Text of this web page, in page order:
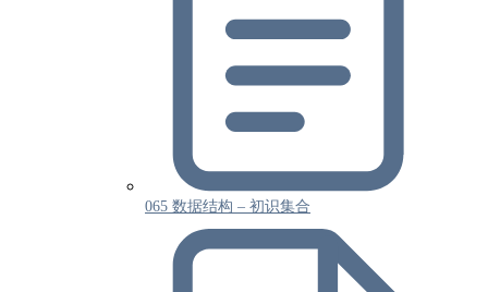
065 数据结构 – 初识集合